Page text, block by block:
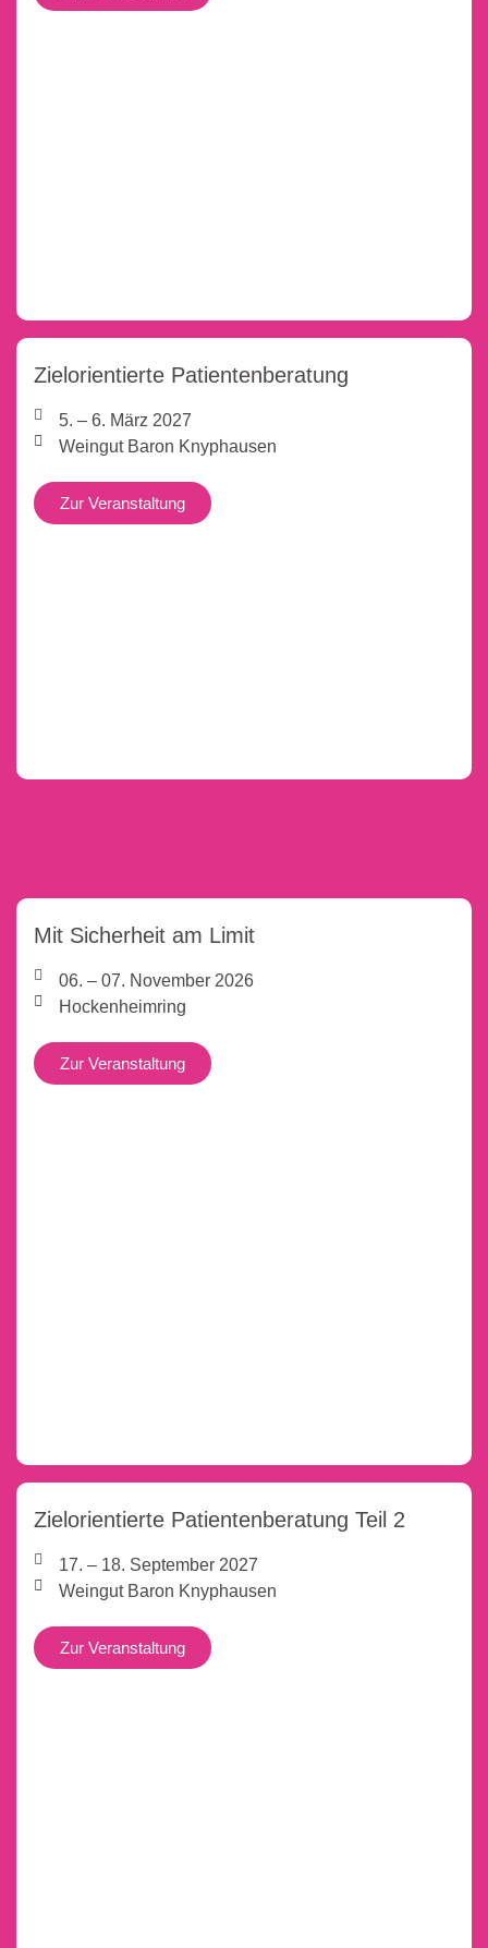
Zielorientierte Patientenberatung
5. – 6. März 2027
Weingut Baron Knyphausen
Zur Veranstaltung
Mit Sicherheit am Limit
06. – 07. November 2026
Hockenheimring
Zur Veranstaltung
Zielorientierte Patientenberatung Teil 2
17. – 18. September 2027
Weingut Baron Knyphausen
Zur Veranstaltung